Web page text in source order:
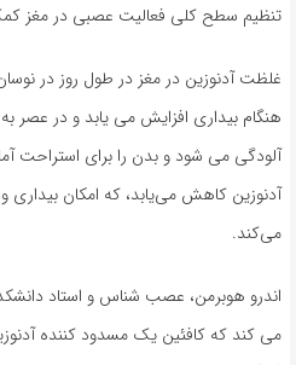
تنظیم سطح کلی فعالیت عصبی در مغز
غلظت آدنوزین در مغز در طول روز در
هنگام بیداری افزایش می یابد و در
آلودگی می شود و بدن را برای استراحت
آدنوزین کاهش می‌یابد، که امکان بیداری و
می‌کند.
اندرو هوبرمن، عصب شناس و استاد
می کند که کافئین یک مسدود کننده